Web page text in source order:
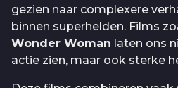
gezien naar complexere
binnen superhelden. Films
Wonder Woman laten ons
actie zien, maar ook sterke